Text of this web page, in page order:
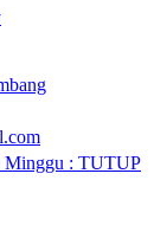
Minggu : TUTUP